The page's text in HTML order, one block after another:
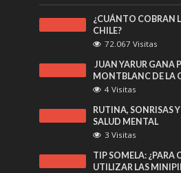
¿CUÁNTO COBRAN
CHILE?
72.067 Visitas
JUAN YARUR GANA
MONTBLANC DE LA
4 Visitas
RUTINA, SONRISAS
SALUD MENTAL
3 Visitas
TIP SOMELA: ¿PARA
UTILIZAR LAS